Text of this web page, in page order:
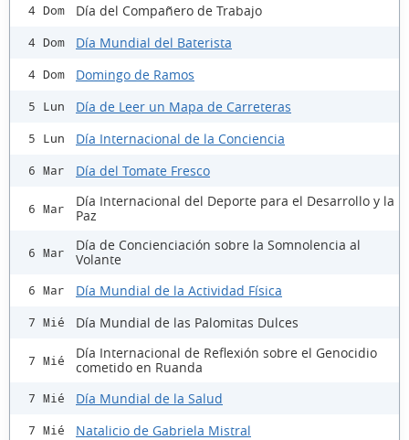
4 Dom Día del Compañero de Trabajo
4 Dom Día Mundial del Baterista
4 Dom Domingo de Ramos
5 Lun Día de Leer un Mapa de Carreteras
5 Lun Día Internacional de la Conciencia
6 Mar Día del Tomate Fresco
6 Mar
Día Internacional del Deporte para el Desarrollo y la
Paz
6 Mar
Día de Concienciación sobre la Somnolencia al
Volante
6 Mar Día Mundial de la Actividad Física
7 Mié Día Mundial de las Palomitas Dulces
7 Mié
Día Internacional de Reflexión sobre el Genocidio
cometido en Ruanda
7 Mié Día Mundial de la Salud
7 Mié Natalicio de Gabriela Mistral